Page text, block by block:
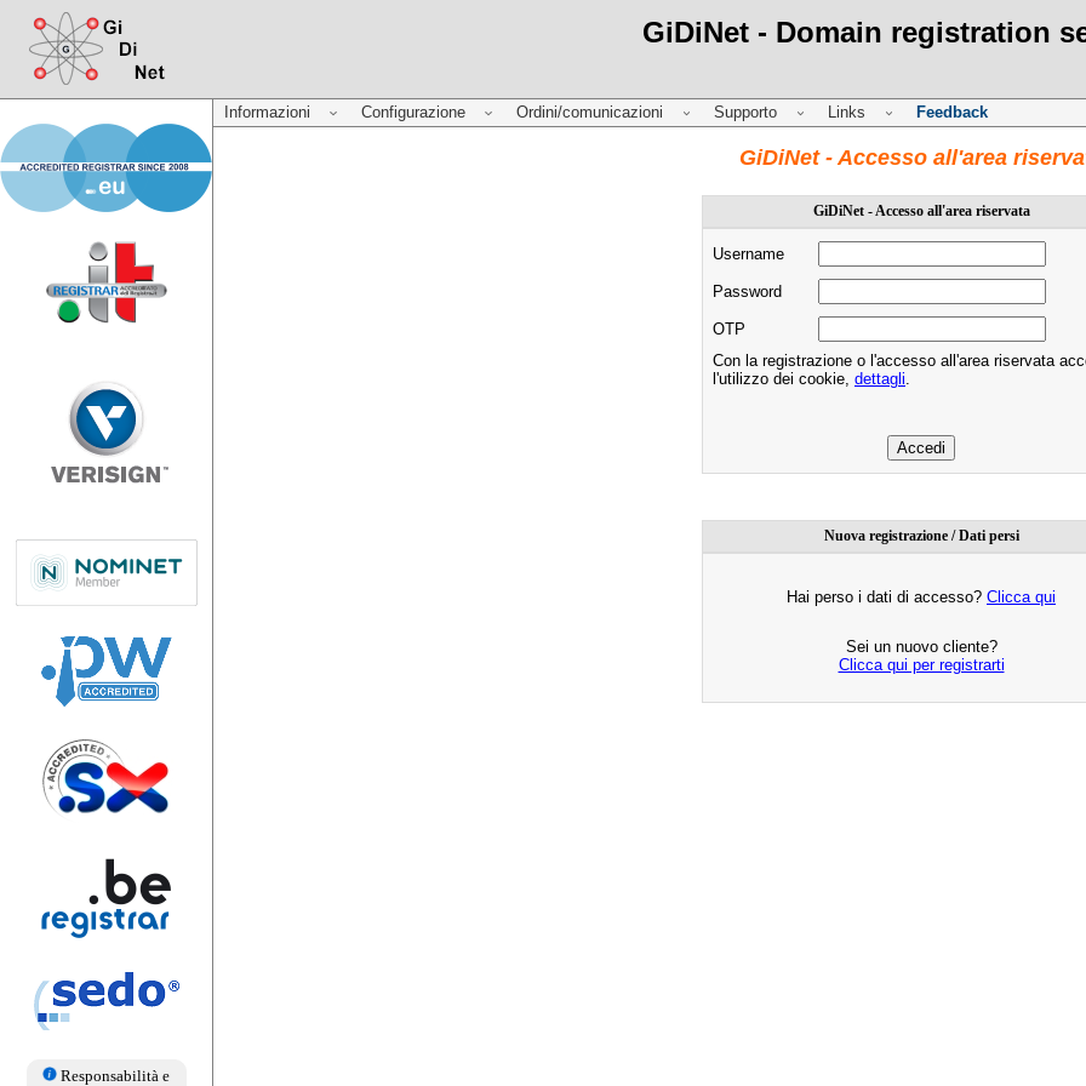
GiDiNet - Domain registration
Responsabilità e
Informazioni Configurazione Ordini/comunicazioni Supporto Links Feedback
GiDiNet - Accesso all'area
GiDiNet - Accesso all'area riservata
Username
Password
OTP
Con la registrazione o l'accesso all'area riservata
l'utilizzo dei cookie, dettagli.
Nuova registrazione / Dati persi
Hai perso i dati di accesso? Clicca qui
Sei un nuovo cliente?
Clicca qui per registrarti